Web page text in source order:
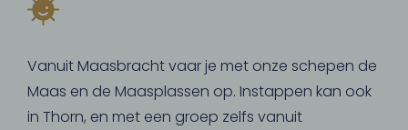
Vanuit Maasbracht vaar je met onze schepen de
Maas en de Maasplassen op. Instappen kan ook
in Thorn, en met een groep zelfs vanuit